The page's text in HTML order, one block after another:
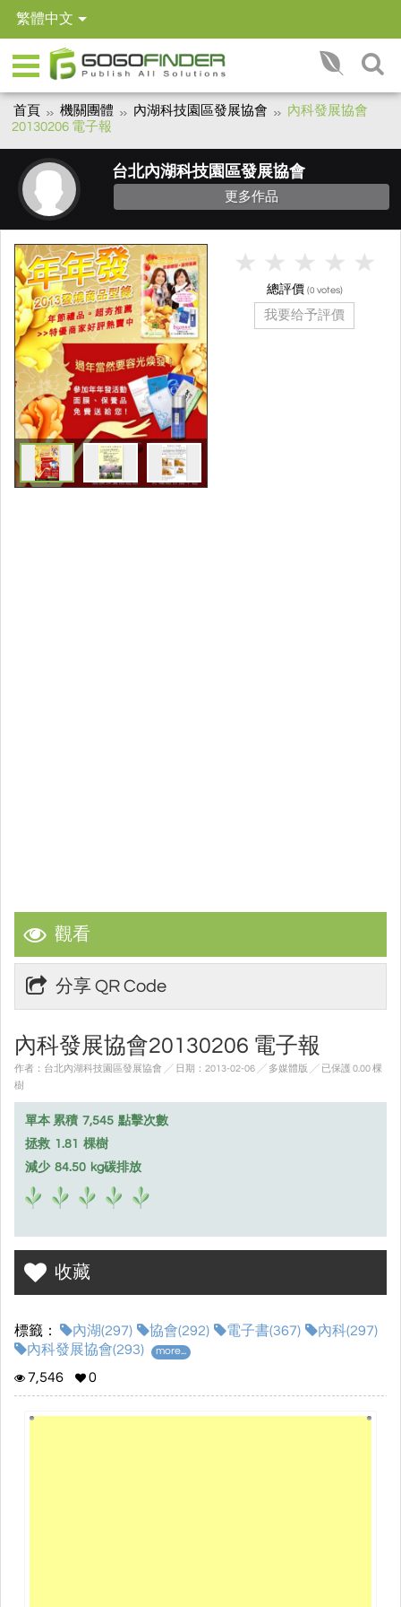
繁體中文
首頁 機關團體 內湖科技園區發展協會
內科發展協會
20130206 電子報
台北內湖科技園區發展協會
更多作品
觀看
分享 QR Code
內科發展協會20130206 電子報
作者：台北內湖科技園區發展協會 ╱ 日期：2013-02-06 ╱ 多媒體版 ╱ 已保護 0.00 棵
樹
單本 累積 7,545 點擊次數
拯救 1.81
棵樹
減少 84.50 kg碳排放
收藏
標籤： 內湖(297) 協會(292) 電子書(367)
內科(297)
內科發展協會(293)
more...
7,546 0
總評價 (0 votes)
我要给予評價